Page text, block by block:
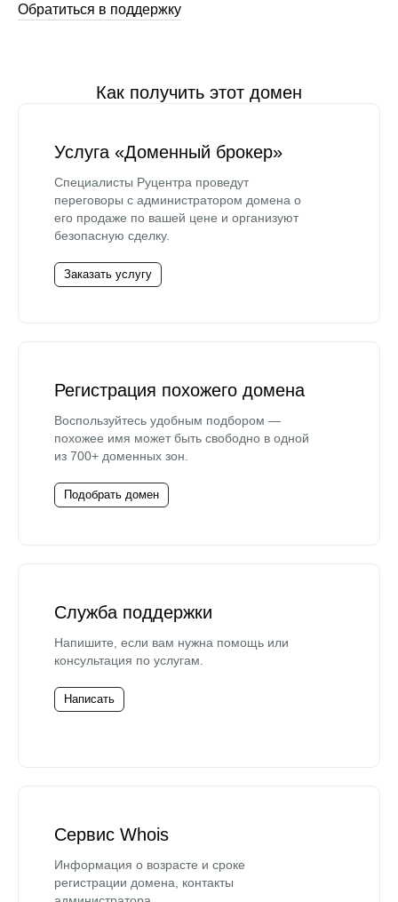
Обратиться в поддержку
Как получить этот домен
Услуга «Доменный брокер»
Специалисты Руцентра проведут
переговоры с администратором домена о
его продаже по вашей цене и организуют
безопасную сделку.
Заказать услугу
Регистрация похожего домена
Воспользуйтесь удобным подбором —
похожее имя может быть свободно в одной
из 700+ доменных зон.
Подобрать домен
Служба поддержки
Напишите, если вам нужна помощь или
консультация по услугам.
Написать
Сервис Whois
Информация о возрасте и сроке
регистрации домена, контакты